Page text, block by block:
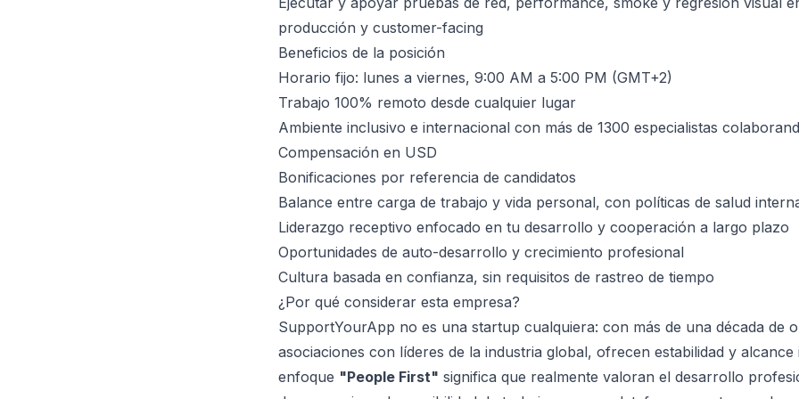
producción y customer-facing
Beneficios de la posición
Horario fijo: lunes a viernes, 9:00 AM a 5:00 PM (GMT+2)
Trabajo 100% remoto desde cualquier lugar
Ambiente inclusivo e internacional con más de 1300 especialistas
Compensación en USD
Bonificaciones por referencia de candidatos
Balance entre carga de trabajo y vida personal, con políticas de salud
Liderazgo receptivo enfocado en tu desarrollo y cooperación a largo plazo
Oportunidades de auto-desarrollo y crecimiento profesional
Cultura basada en confianza, sin requisitos de rastreo de tiempo
¿Por qué considerar esta empresa?
SupportYourApp no es una startup cualquiera: con más de una década de
asociaciones con líderes de la industria global, ofrecen estabilidad y
enfoque "People First" significa que realmente valoran el desarrollo